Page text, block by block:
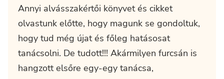
Annyi alvásszakértői könyvet és cikket
olvastunk előtte, hogy magunk se gondoltuk,
hogy tud még újat és főleg hatásosat
tanácsolni. De tudott!!! Akármilyen furcsán is
hangzott elsőre egy-egy tanácsa,